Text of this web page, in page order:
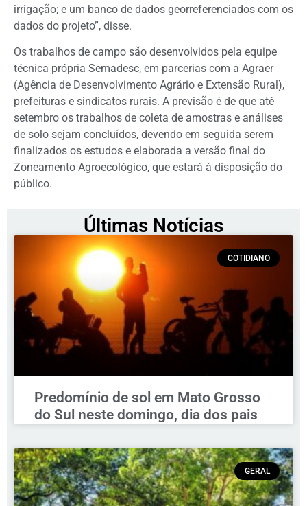
irrigação; e um banco de dados georreferenciados com os
dados do projeto”, disse.
Os trabalhos de campo são desenvolvidos pela equipe
técnica própria Semadesc, em parcerias com a Agraer
(Agência de Desenvolvimento Agrário e Extensão Rural),
prefeituras e sindicatos rurais. A previsão é de que até
setembro os trabalhos de coleta de amostras e análises
de solo sejam concluídos, devendo em seguida serem
finalizados os estudos e elaborada a versão final do
Zoneamento Agroecológico, que estará à disposição do
público.
Últimas Notícias
COTIDIANO
Predomínio de sol em Mato Grosso
do Sul neste domingo, dia dos pais
GERAL